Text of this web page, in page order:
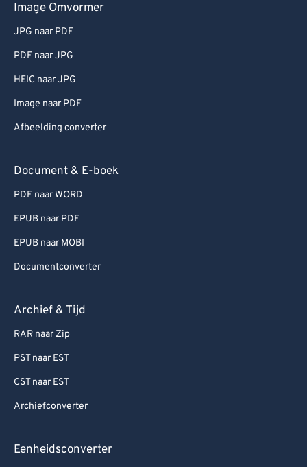
Image Omvormer
JPG naar PDF
PDF naar JPG
HEIC naar JPG
Image naar PDF
Afbeelding converter
Document & E-boek
PDF naar WORD
EPUB naar PDF
EPUB naar MOBI
Documentconverter
Archief & Tijd
RAR naar Zip
PST naar EST
CST naar EST
Archiefconverter
Eenheidsconverter